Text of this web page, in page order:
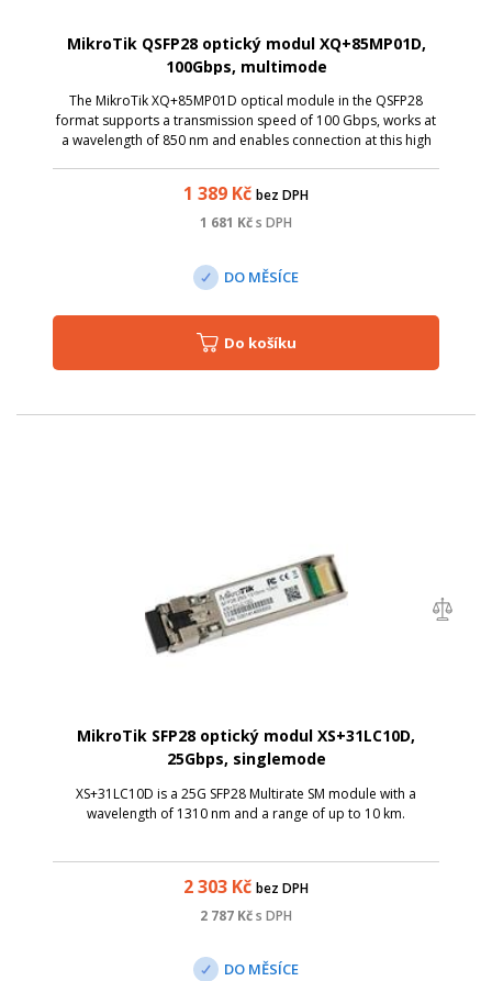
MikroTik QSFP28 optický modul XQ+85MP01D,
100Gbps, multimode
The MikroTik XQ+85MP01D optical module in the QSFP28
format supports a transmission speed of 100 Gbps, works at
a wavelength of 850 nm and enables connection at this high
1 389 Kč bez DPH
1 681 Kčs DPH
DO MĚSÍCE
Do košíku
MikroTik SFP28 optický modul XS+31LC10D,
25Gbps, singlemode
XS+31LC10D is a 25G SFP28 Multirate SM module with a
wavelength of 1310 nm and a range of up to 10 km.
2 303 Kč bez DPH
2 787 Kčs DPH
DO MĚSÍCE